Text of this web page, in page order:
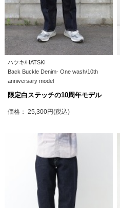
ハツキ/HATSKI
Back Buckle Denim- One wash/10th
anniversary model
限定白ステッチの10周年モデル
価格： 25,300円(税込)